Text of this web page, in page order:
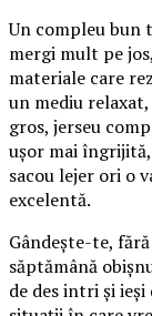
Un compleu bun
mergi mult pe
materiale care
un mediu
gros, jerseu
ușor mai
sacou lejer ori o
excelentă.
Gândește-te,
săptămână
de des intri și